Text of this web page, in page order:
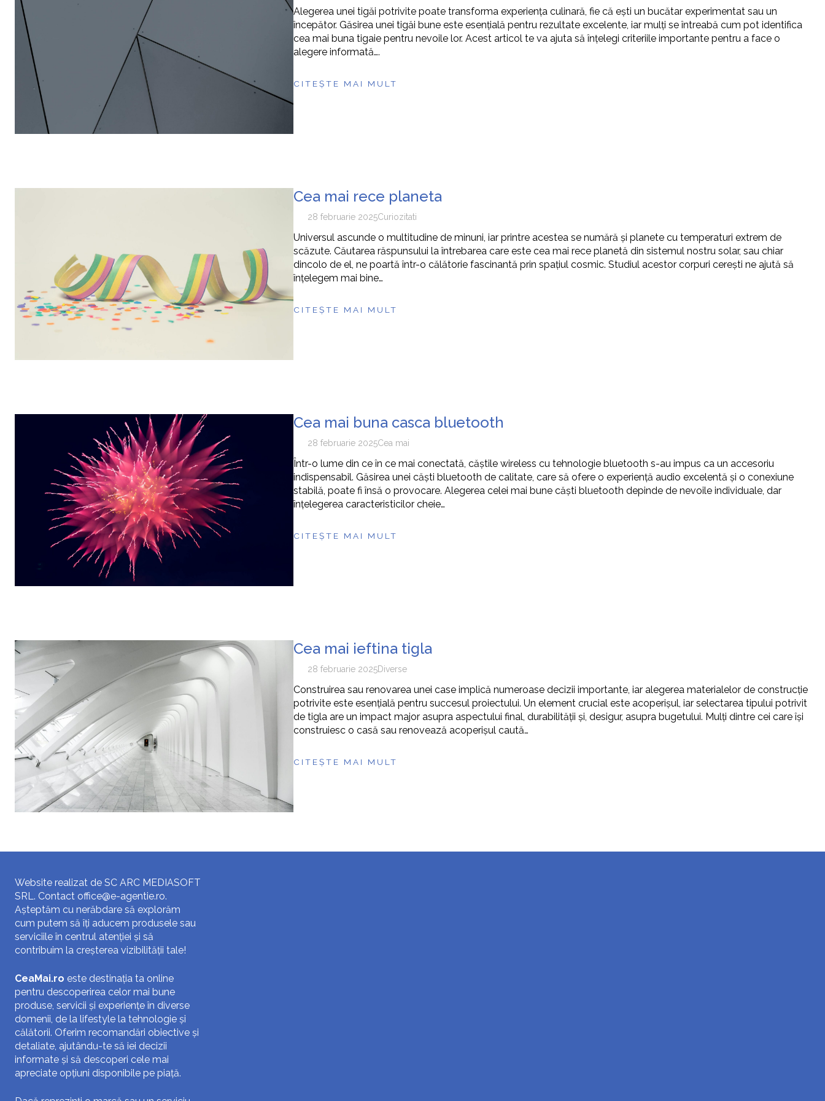
Alegerea unei tigăi potrivite poate transforma experiența culinară, fie că ești un bucătar experimentat sau un
începător. Găsirea unei tigăi bune este esențială pentru rezultate excelente, iar mulți se întreabă cum pot identifica
cea mai buna tigaie pentru nevoile lor. Acest articol te va ajuta să înțelegi criteriile importante pentru a face o
alegere informată….
CITEȘTE MAI MULT
Cea mai rece planeta
28 februarie 2025Curiozitati
Universul ascunde o multitudine de minuni, iar printre acestea se numără și planete cu temperaturi extrem de
scăzute. Căutarea răspunsului la întrebarea care este cea mai rece planetă din sistemul nostru solar, sau chiar
dincolo de el, ne poartă într-o călătorie fascinantă prin spațiul cosmic. Studiul acestor corpuri cerești ne ajută să
înțelegem mai bine…
CITEȘTE MAI MULT
Cea mai buna casca bluetooth
28 februarie 2025Cea mai
Într-o lume din ce în ce mai conectată, căștile wireless cu tehnologie bluetooth s-au impus ca un accesoriu
indispensabil. Găsirea unei căști bluetooth de calitate, care să ofere o experiență audio excelentă și o conexiune
stabilă, poate fi însă o provocare. Alegerea celei mai bune căști bluetooth depinde de nevoile individuale, dar
înțelegerea caracteristicilor cheie…
CITEȘTE MAI MULT
Cea mai ieftina tigla
28 februarie 2025Diverse
Construirea sau renovarea unei case implică numeroase decizii importante, iar alegerea materialelor de construcție
potrivite este esențială pentru succesul proiectului. Un element crucial este acoperişul, iar selectarea tipului potrivit
de tigla are un impact major asupra aspectului final, durabilității și, desigur, asupra bugetului. Mulți dintre cei care își
construiesc o casă sau renovează acoperişul caută…
CITEȘTE MAI MULT
Website realizat de SC ARC MEDIASOFT
SRL. Contact office@e-agentie.ro.
Așteptăm cu nerăbdare să explorăm
cum putem să îți aducem produsele sau
serviciile în centrul atenției și să
contribuim la creșterea vizibilității tale!
CeaMai.ro este destinația ta online
pentru descoperirea celor mai bune
produse, servicii și experiențe în diverse
domenii, de la lifestyle la tehnologie și
călătorii. Oferim recomandări obiective și
detaliate, ajutându-te să iei decizii
informate și să descoperi cele mai
apreciate opțiuni disponibile pe piață.